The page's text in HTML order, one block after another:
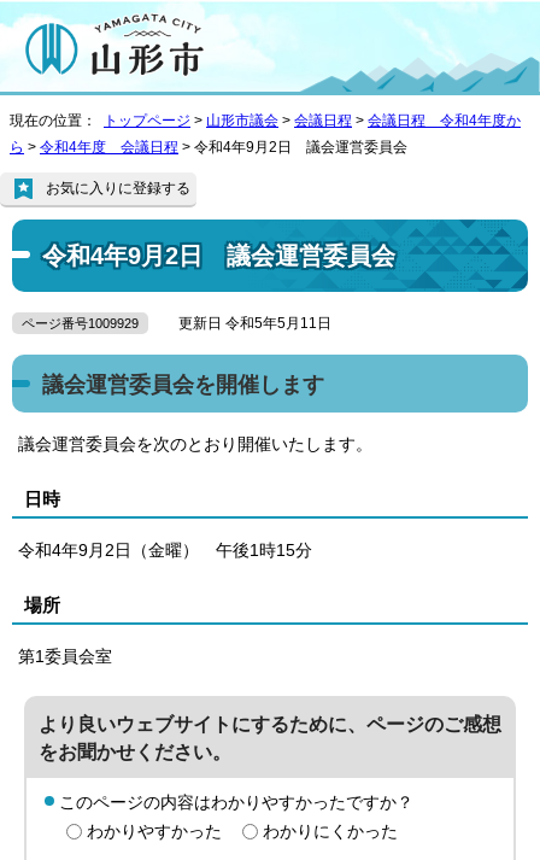
現在の位置： トップページ > 山形市議会 > 会議日程 > 会議日程 令和4年度か
ら > 令和4年度 会議日程 > 令和4年9月2日 議会運営委員会
令和4年9月2日 議会運営委員会
お気に入りに登録する
ページ番号1009929 更新日 令和5年5月11日
議会運営委員会を開催します
議会運営委員会を次のとおり開催いたします。
日時
令和4年9月2日（金曜） 午後1時15分
場所
第1委員会室
より良いウェブサイトにするために、ページのご感想
をお聞かせください。
このページの内容はわかりやすかったですか？
わかりやすかった
わかりにくかった